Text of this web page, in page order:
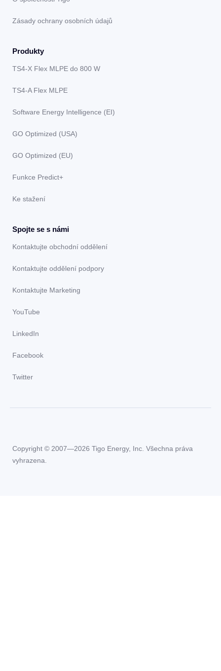
Zásady ochrany osobních údajů
Produkty
TS4-X Flex MLPE do 800 W
TS4-A Flex MLPE
Software Energy Intelligence (EI)
GO Optimized (USA)
GO Optimized (EU)
Funkce Predict+
Ke stažení
Spojte se s námi
Kontaktujte obchodní oddělení
Kontaktujte oddělení podpory
Kontaktujte Marketing
YouTube
LinkedIn
Facebook
Twitter
Copyright © 2007—2026 Tigo Energy, Inc. Všechna práva
vyhrazena.